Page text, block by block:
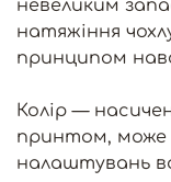
невеликим
натяжіння
принципом
Колір —
принтом, може
налаштувань